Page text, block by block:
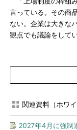
言っている。その商
ない。企業は大きな
観点でも議論をして
関連資料（ホワイ
2027年4月に強制